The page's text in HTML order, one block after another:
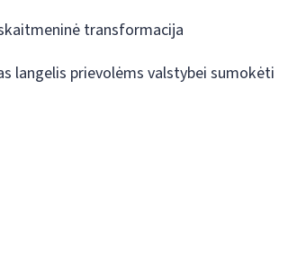
transformacija
langelis prievolėms valstybei sumokėti